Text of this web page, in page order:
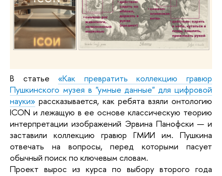
В статье «Как превратить коллекцию гравюр
Пушкинского музея в "умные данные" для цифровой
науки» рассказывается, как ребята взяли онтологию
ICON и лежащую в ее основе классическую теорию
интерпретации изображений Эрвина Панофски — и
заставили коллекцию гравюр ГМИИ им. Пушкина
отвечать на вопросы, перед которыми пасует
обычный поиск по ключевым словам.
Проект вырос из курса по выбору второго года